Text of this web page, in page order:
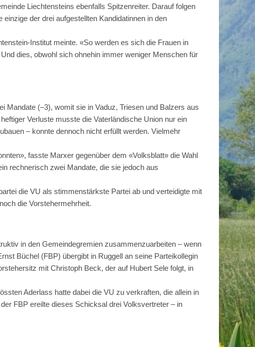
Liechtensteins ebenfalls Spitzenreiter. Darauf folgen
der drei aufgestellten Kandidatinnen in den
Institut meinte. «So werden es sich die Frauen in
dies, obwohl sich ohnehin immer weniger Menschen für
Mandate (–3), womit sie in Vaduz, Triesen und Balzers aus
Verluste musste die Vaterländische Union nur ein
– konnte dennoch nicht erfüllt werden. Vielmehr
fasste Marxer gegenüber dem «Volksblatt» die Wahl
rechnerisch zwei Mandate, die sie jedoch aus
die VU als stimmenstärkste Partei ab und verteidigte mit
die Vorstehermehrheit.
in den Gemeindegremien zusammenzuarbeiten – wenn
Büchel (FBP) übergibt in Ruggell an seine Parteikollegin
mit Christoph Beck, der auf Hubert Sele folgt, in
Aderlass hatte dabei die VU zu verkraften, die allein in
FBP ereilte dieses Schicksal drei Volksvertreter – in